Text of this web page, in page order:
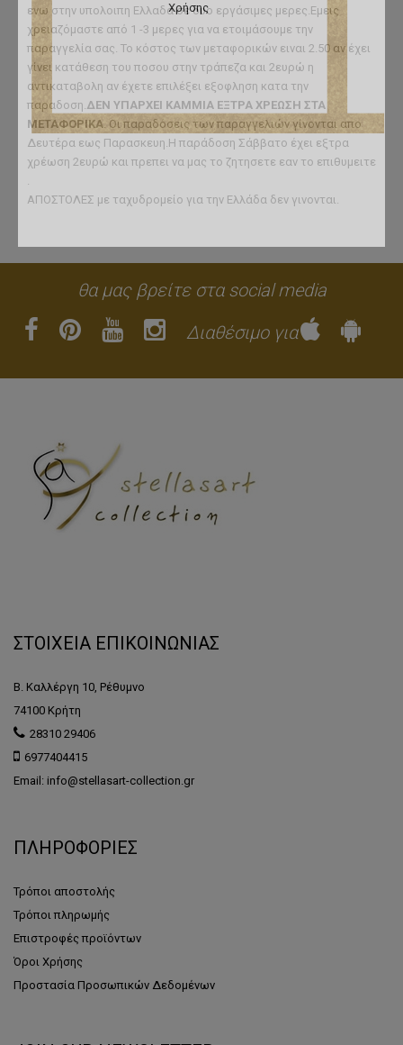
ενω στην υπολοιπη Ελλαδα σε δυο εργάσιμες μερες.Εμεις
χρειαζόμαστε από 1 -3 μερες για να ετοιμάσουμε την
παραγγελία σας. Το κόστος των μεταφορικών ειναι 2.50 αν έχει
γίνει κατάθεση του ποσου στην τράπεζα και 2ευρώ η
αντικαταβολη αν έχετε επιλέξει εξοφληση κατα την
παραδοση.ΔΕΝ ΥΠΑΡΧΕΙ ΚΑΜΜΙΑ ΕΞΤΡΑ ΧΡΕΩΣΗ ΣΤΑ
ΜΕΤΑΦΟΡΙΚΑ. Οι παραδόσεις των παραγγελιών γίνονται απο
Δευτέρα εως Παρασκευη.Η παράδοση Σάββατο έχει εξτρα
χρέωση 2ευρώ και πρεπει να μας το ζητησετε εαν το επιθυμειτε
.
ΑΠΟΣΤΟΛΕΣ με ταχυδρομείο για την Ελλάδα δεν γινονται.
θα μας βρείτε στα social media
Διαθέσιμο για
ΣΤΟΙΧΕΙΑ ΕΠΙΚΟΙΝΩΝΙΑΣ
Β. Καλλέργη 10, Ρέθυμνο
74100 Κρήτη
28310 29406
6977404415
Email: info@stellasart-collection.gr
ΠΛΗΡΟΦΟΡΙΕΣ
Τρόποι αποστολής
Τρόποι πληρωμής
Επιστροφές προϊόντων
Όροι Χρήσης
Προστασία Προσωπικών Δεδομένων
Χρήσης